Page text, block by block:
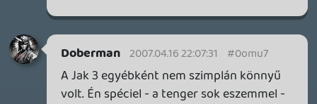
MEGJELENÉSI DÁTUMOK NAPJA – EZ TÖRTÉNT SZERDÁN
Benne: Isle of Reveries, Beaten Path, Moonlighter 2: The
Endless Vault, Fallen Tear: The Ascension.
2